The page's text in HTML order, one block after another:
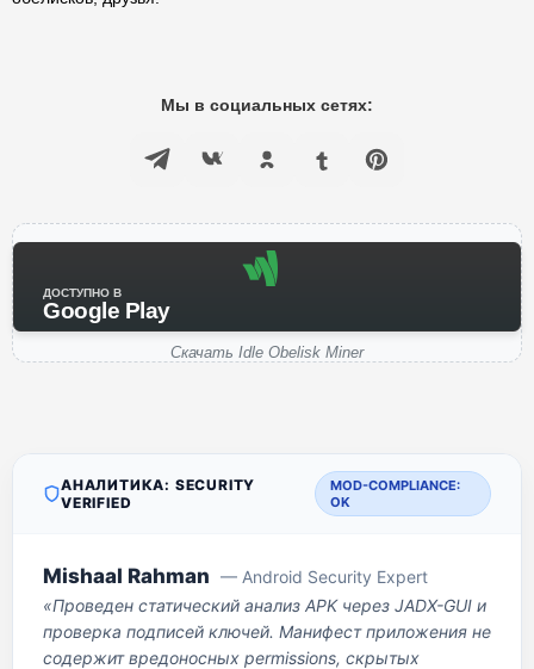
Мы в социальных сетях:
ДОСТУПНО В
Google Play
Скачать Idle Obelisk Miner
АНАЛИТИКА: SECURITY
VERIFIED
MOD-COMPLIANCE:
OK
Mishaal Rahman — Android Security Expert
«Проведен статический анализ APK через JADX-GUI и
проверка подписей ключей. Манифест приложения не
содержит вредоносных permissions, скрытых